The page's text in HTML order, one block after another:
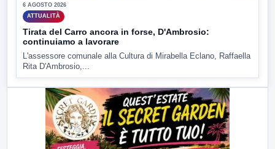
6 AGOSTO 2026
ATTUALITÀ
Tirata del Carro ancora in forse, D'Ambrosio:
continuiamo a lavorare
L'assessore comunale alla Cultura di Mirabella Eclano, Raffaella
Rita D'Ambrosio,...